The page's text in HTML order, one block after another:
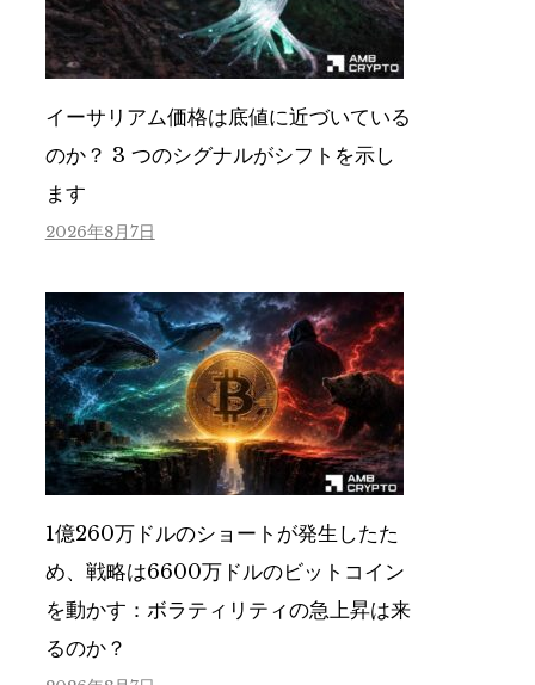
イーサリアム価格は底値に近づいている
のか？ 3 つのシグナルがシフトを示し
ます
2026年8月7日
1億260万ドルのショートが発生したた
め、戦略は6600万ドルのビットコイン
を動かす：ボラティリティの急上昇は来
るのか？